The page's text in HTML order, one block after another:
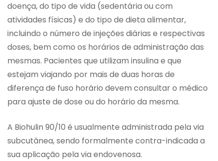
doença, do tipo de vida (sedentária ou com
atividades físicas) e do tipo de dieta alimentar,
incluindo o número de injeções diárias e respectivas
doses, bem como os horários de administração das
mesmas. Pacientes que utilizam insulina e que
estejam viajando por mais de duas horas de
diferença de fuso horário devem consultar o médico
para ajuste de dose ou do horário da mesma.
A Biohulin 90/10 é usualmente administrada pela via
subcutânea, sendo formalmente contra-indicada a
sua aplicação pela via endovenosa.